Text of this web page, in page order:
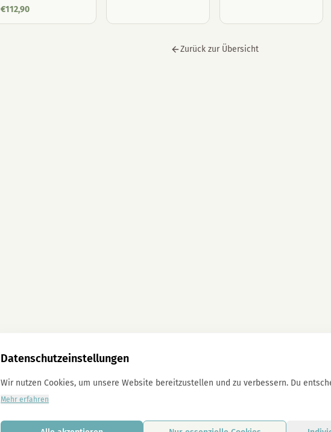
€112,90
Zurück zur Übersicht
Datenschutzeinstellungen
Wir nutzen Cookies, um unsere Website bereitzustellen und zu verbessern. Du
Mehr erfahren